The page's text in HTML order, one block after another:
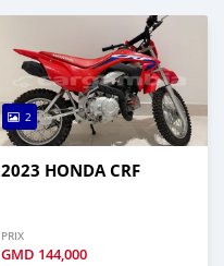
2
2023 HONDA CRF
PRIX
GMD 144,000